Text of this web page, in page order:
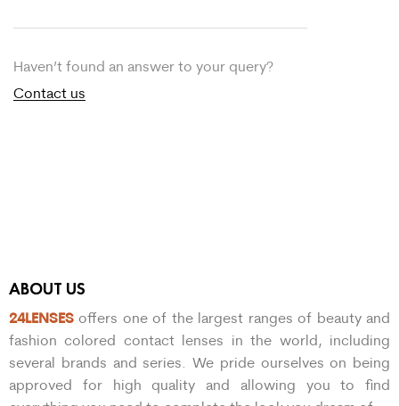
Haven’t found an answer to your query?
Contact us
ABOUT US
24LENSES offers one of the largest ranges of beauty and
fashion colored contact lenses in the world, including
several brands and series. We pride ourselves on being
approved for high quality and allowing you to find